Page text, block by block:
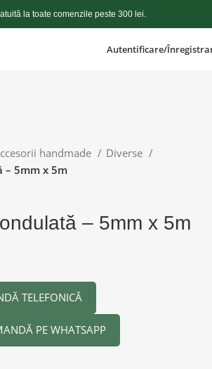
la toate comenzile peste 300 lei.
Autentificare/
handmade
Diverse
– 5mm x 5m
– 5mm x 5m
TELEFONICĂ
PE WHATSAPP